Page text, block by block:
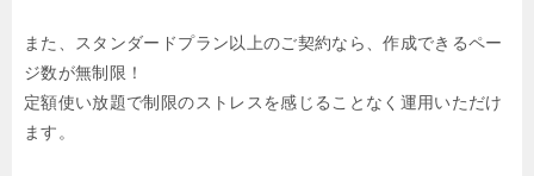
また、スタンダードプラン以上のご契約なら、作成できるペー
ジ数が無制限！
定額使い放題で制限のストレスを感じることなく運用いただけ
ます。